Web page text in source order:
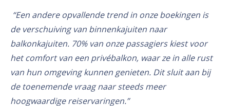
“Een andere opvallende trend in onze boekingen is
de verschuiving van binnenkajuiten naar
balkonkajuiten. 70% van onze passagiers kiest voor
het comfort van een privébalkon, waar ze in alle rust
van hun omgeving kunnen genieten. Dit sluit aan bij
de toenemende vraag naar steeds meer
hoogwaardige reiservaringen.”